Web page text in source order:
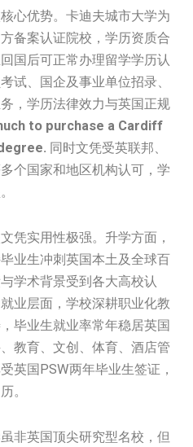
心优势。卡迪夫城市大学为
备案认证院校，学历资质合
国后可正常办理留学学历认
试、国企及事业单位招录、
，学历法律效力与英国正规
to purchase a Cardiff
同时文凭受英联邦、
个国家和地区机构认可，学
凭实用性极强。升学方面，
业生冲刺英国本土及全球百
学术背景受到各大高校认
业层面，学校深耕职业化教
毕业生就业率常年稳居英国
教育、文创、体育、酒店管
英国PSW两年毕业生签证，
。
非英国顶尖研究型名校，但